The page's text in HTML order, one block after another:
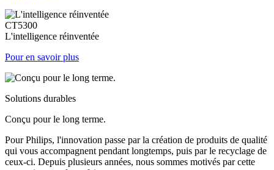
CT5300
L'intelligence réinventée
Pour en savoir plus
Solutions durables
Conçu pour le long terme.
Pour Philips, l'innovation passe par la création de produits de qualité
qui vous accompagnent pendant longtemps, puis par le recyclage de
ceux-ci. Depuis plusieurs années, nous sommes motivés par cette